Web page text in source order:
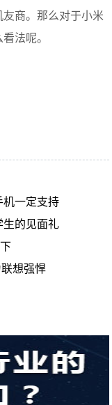
商。那么对于小米
法呢。
机一定支持
生的见面礼
想强悍